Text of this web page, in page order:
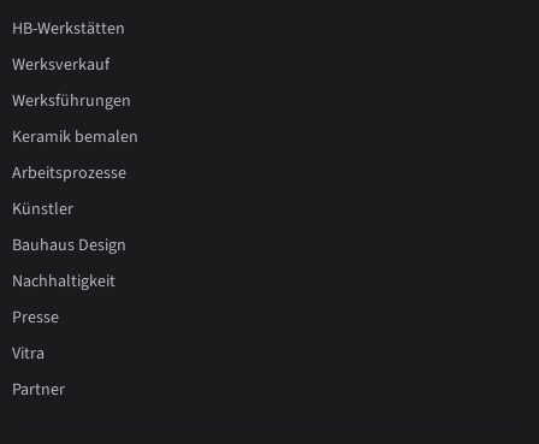
HB-Werkstätten
Werksverkauf
Werksführungen
Keramik bemalen
Arbeitsprozesse
Künstler
Bauhaus Design
Nachhaltigkeit
Presse
Vitra
Partner